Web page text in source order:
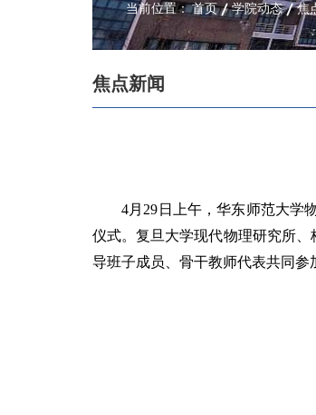
当前位置：首页 学院动态 焦
焦点新闻
4月29日上午，华东师范大学
仪式。复旦大学现代物理研究所
导班子成员、骨干教师代表共同参